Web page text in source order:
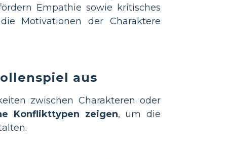
Empathie sowie kritisches
Motivationen der Charaktere
aus
zwischen Charakteren oder
Konflikttypen zeigen, um die